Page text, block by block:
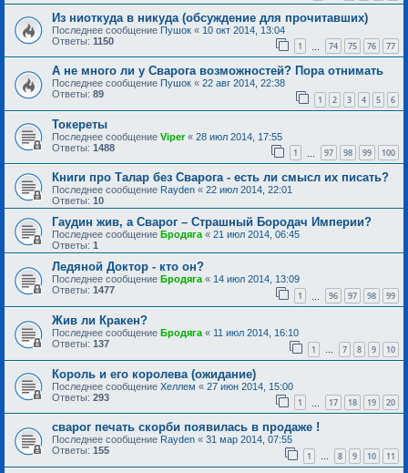
Из ниоткуда в никуда (обсуждение для прочитавших)
Последнее сообщение Пушок « 10 окт 2014, 13:04
Ответы: 1150 1 74 75 76 77
А не много ли у Сварога возможностей? Пора отнимать
Последнее сообщение Пушок « 22 авг 2014, 22:38
Ответы: 89 1 2 3 4 5 6
Токереты
Последнее сообщение Viper« 28 июл 2014, 17:55
Ответы: 1488 1 97 98 99 100
Книги про Талар без Сварога - есть ли смысл их писать?
Последнее сообщение Rayden « 22 июл 2014, 22:01
Ответы: 10
Гаудин жив, а Сварог – Страшный Бородач Империи?
Последнее сообщение Бродяга« 21 июл 2014, 06:45
Ответы: 1
Ледяной Доктор - кто он?
Последнее сообщение Бродяга« 14 июл 2014, 13:09
Ответы: 1477 1 96 97 98 99
Жив ли Кракен?
Последнее сообщение Бродяга « 11 июл 2014, 16:10
Ответы: 137 1 … 7 8 9 10
Король и его королева (ожидание)
Последнее сообщение Хеллем « 27 июн 2014, 15:00
Ответы: 293 1 17 18 19 20
сварог печать скорби появилась в продаже !
Последнее сообщение Rayden « 31 мар 2014, 07:55
Ответы: 155 1 … 8 9 10 11